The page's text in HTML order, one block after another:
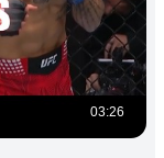
03:26